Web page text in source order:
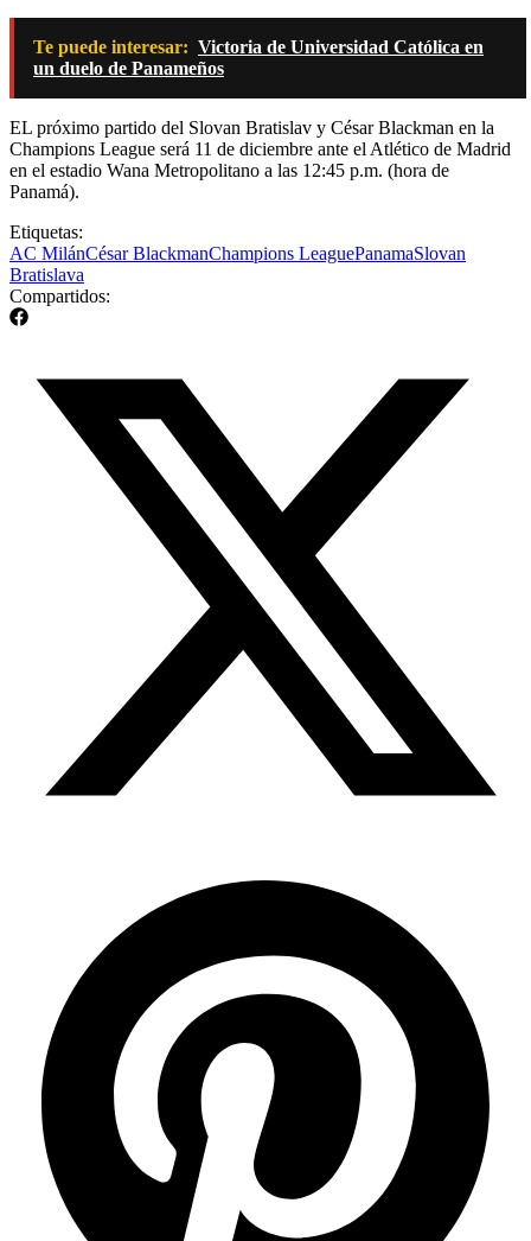
Te puede interesar: Victoria de Universidad Católica en
un duelo de Panameños
EL próximo partido del Slovan Bratislav y César Blackman en la
Champions League será 11 de diciembre ante el Atlético de Madrid
en el estadio Wana Metropolitano a las 12:45 p.m. (hora de
Panamá).
Etiquetas:
AC MilánCésar BlackmanChampions LeaguePanamaSlovan
Bratislava
Compartidos: